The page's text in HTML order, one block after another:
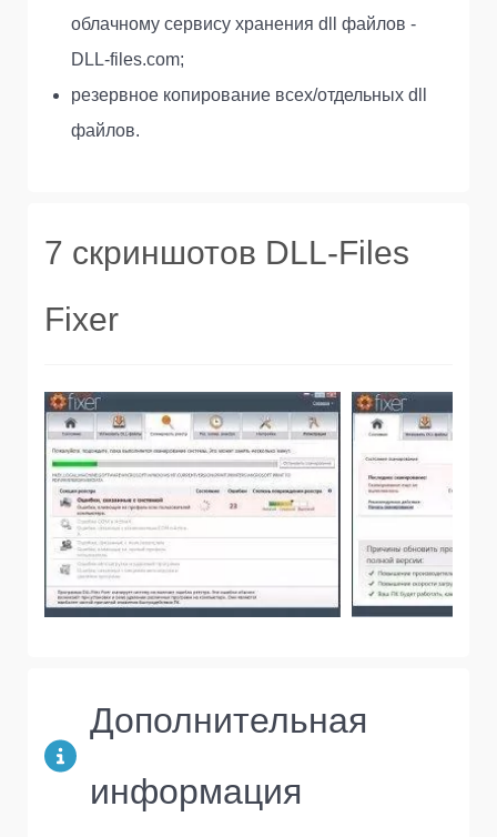
облачному сервису хранения dll файлов -
DLL-files.com;
резервное копирование всех/отдельных dll
файлов.
7 скриншотов DLL-Files
Fixer
Дополнительная
информация